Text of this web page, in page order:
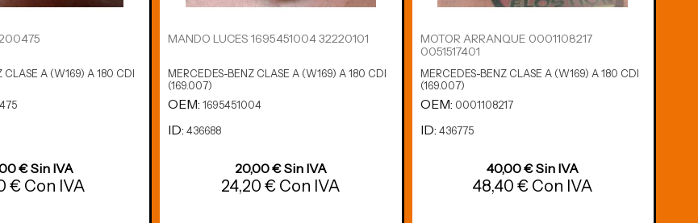
CLASE A (W169) A 180 CDI
€ Sin IVA
€ Con IVA
MANDO LUCES 1695451004 32220101
MERCEDES-BENZ CLASE A (W169) A 180 CDI
(169.007)
OEM: 1695451004
ID: 436688
20,00 € Sin IVA
24,20 € Con IVA
MOTOR ARRANQUE 0001108217
0051517401
MERCEDES-BENZ CLASE A (W169) A 180 CDI
(169.007)
OEM: 0001108217
ID: 436775
40,00 € Sin IVA
48,40 € Con IVA